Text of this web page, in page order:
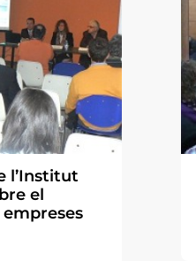
l’Institut
el